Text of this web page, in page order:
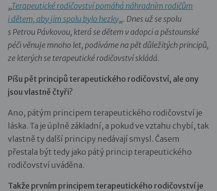
„Terapeutické rodičovství pomáhá náhradním rodičům
i dětem, aby jim spolu bylo hezky„. Dnes už se spolu
s Petrou Pávkovou, která se dětem v adopci a pěstounské
péči věnuje mnoho let, podíváme na pět důležitých principů,
ze kterých se terapeutické rodičovství skládá.
Píšu pět principů terapeutického rodičovství, ale ony
jsou vlastně čtyři?
Ano, pátým principem terapeutického rodičovství je
láska. Ta je úplně základní, a pokud ve vztahu chybí, tak
vlastně ty další principy nedávají smysl. Časem
přestala být tedy jako pátý princip terapeutického
rodičovství uváděna.
Takže prvním principem terapeutického rodičovství je